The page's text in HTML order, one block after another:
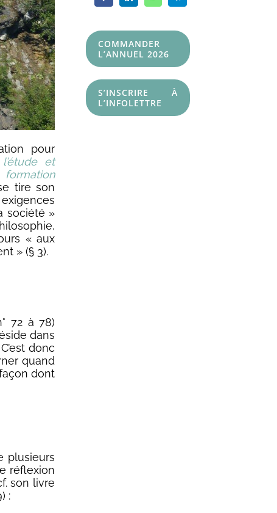
pour
et
tire son
société »
« aux
» (§ 3).
72 à 78)
dans
donc
quand
dont
plusieurs
réflexion
son livre
:
COMMANDER
L’ANNUEL 2026
S’INSCRIRE À
L’INFOLETTRE